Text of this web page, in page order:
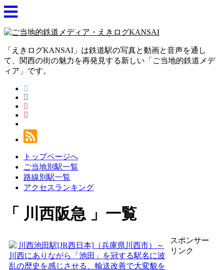
「えきログKANSAI」は鉄道駅の写真と動画と音声を通し
て、関西の街の魅力を再発見する新しい「ご当地的鉄道メデ
ィア」です。
トップページへ
ご当地別駅一覧
路線別駅一覧
アクセスランキング
川西阪急 一覧
スポンサー
リンク